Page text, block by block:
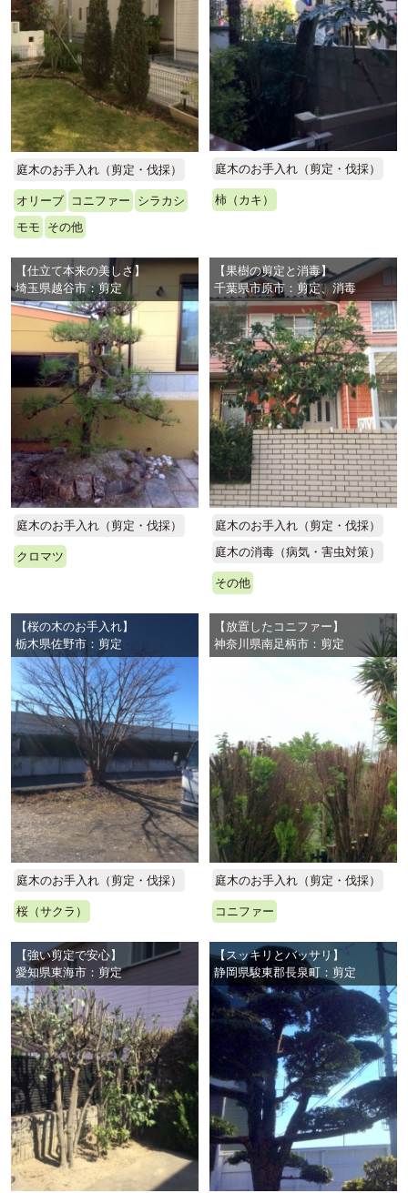
庭木のお手入れ（剪定・伐採）
オリーブ コニファー
シラカシ
モモ
その他
庭木のお手入れ（剪定・伐採）
柿（カキ）
【仕立て本来の美しさ】
埼玉県越谷市：剪定
庭木のお手入れ（剪定・伐採）
クロマツ
【果樹の剪定と消毒】
千葉県市原市：剪定、消毒
庭木のお手入れ（剪定・伐採）
庭木の消毒（病気・害虫対策）
その他
【桜の木のお手入れ】
栃木県佐野市：剪定
庭木のお手入れ（剪定・伐採）
桜（サクラ）
【放置したコニファー】
神奈川県南足柄市：剪定
庭木のお手入れ（剪定・伐採）
コニファー
【強い剪定で安心】
愛知県東海市：剪定
【スッキリとバッサリ】
静岡県駿東郡長泉町：剪定